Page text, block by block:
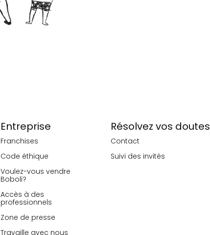
Entreprise
Franchises
Code éthique
Voulez-vous vendre
Boboli?
Accès à des
professionnels
Zone de presse
Travaille avec nous
Résolvez vos doutes
Contact
Suivi des invités